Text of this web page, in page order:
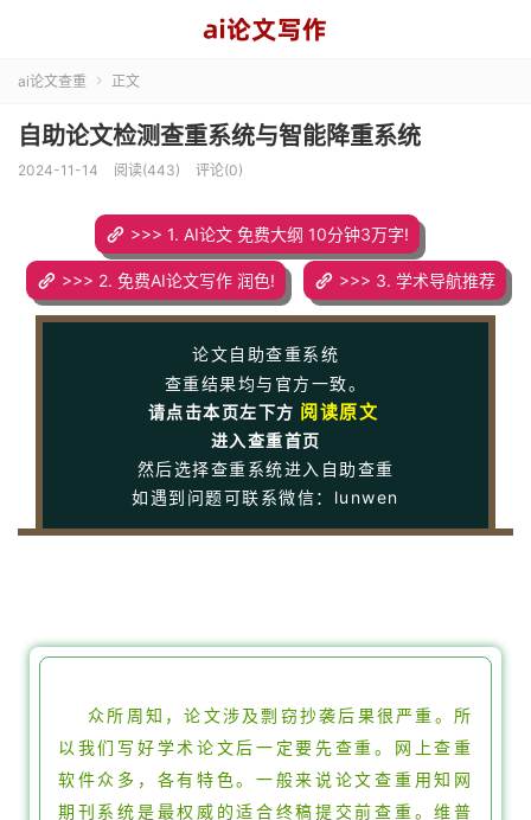
ai论文查重  正文
自助论文检测查重系统与智能降重系统
2024-11-14 阅读(443) 评论(0)
>>> 1. AI论文 免费大纲 10分钟3万字!
>>> 2. 免费AI论文写作 润色! >>> 3. 学术导航推荐
论文自助查重系统
查重结果均与官方一致。
请点击本页左下方 阅读原文
进入查重首页
然后选择查重系统进入自助查重
如遇到问题可联系微信：lunwen
众所周知，论文涉及剽窃抄袭后果很严重。所
以我们写好学术论文后一定要先查重。网上查重
软件众多，各有特色。一般来说论文查重用知网
期刊系统是最权威的适合终稿提交前查重。维普